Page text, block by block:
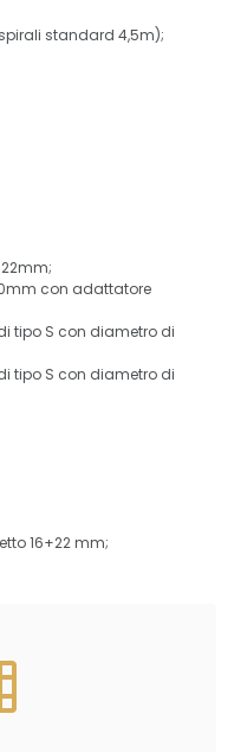
standard 4,5m);
con adattatore
tipo S con diametro di
tipo S con diametro di
16+22 mm;